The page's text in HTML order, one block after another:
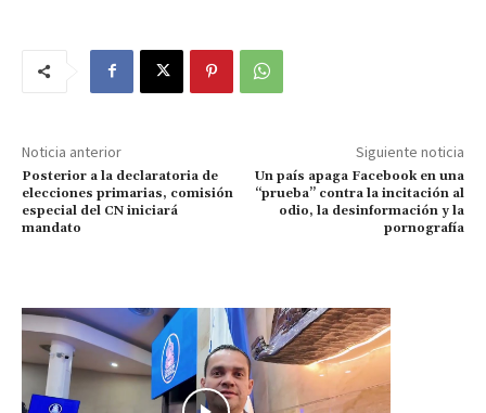
Noticia anterior
Posterior a la declaratoria de
elecciones primarias, comisión
especial del CN iniciará
mandato
Siguiente noticia
Un país apaga Facebook en una
“prueba” contra la incitación al
odio, la desinformación y la
pornografía